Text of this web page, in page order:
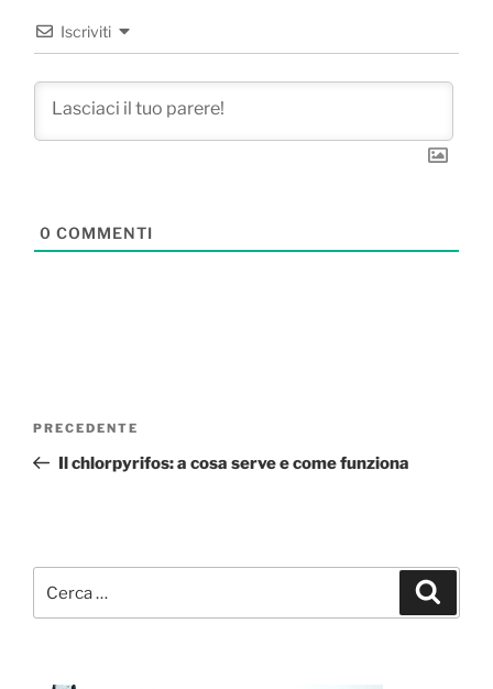
Iscriviti
0 COMMENTI
Articolo
precedente:
PRECEDENTE
Il chlorpyrifos: a cosa serve e come funziona